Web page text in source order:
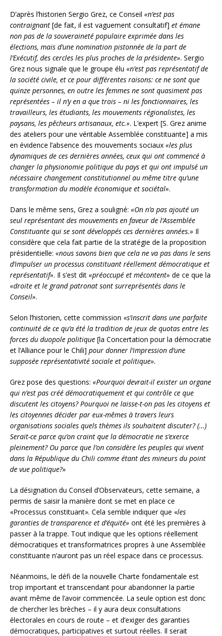
D’après l’historien Sergio Grez, ce Conseil «n’est pas
contraignant [de fait, il est vaguement consultatif] et émane
non pas de la souveraineté populaire exprimée dans les
élections, mais d’une nomination pistonnée de la part de
l’Exécutif, des cercles les plus proches de la présidente». Sergio
Grez nous signale que le groupe élu «n’est pas représentatif de
la société civile, et ce pour différentes raisons: ce ne sont que
quinze personnes, en outre les femmes ne sont quasiment pas
représentées – il n’y en a que trois – ni les fonctionnaires, les
travailleurs, les étudiants, les mouvements régionalistes, les
paysans, les pêcheurs artisanaux, etc.». L’expert [S. Grez anime
des ateliers pour une véritable Assemblée constituante] a mis
en évidence l’absence des mouvements sociaux «les plus
dynamiques de ces dernières années, ceux qui ont commencé à
changer la physionomie politique du pays et qui ont impulsé un
nécessaire changement constitutionnel au même titre qu’une
transformation du modèle économique et sociétal».
Dans le même sens, Grez a souligné: «On n’a pas ajouté un
seul représentant des mouvements en faveur de l’Assemblée
Constituante qui se sont développés ces dernières années.» Il
considère que cela fait partie de la stratégie de la proposition
présidentielle: «nous savons bien que cela ne va pas dans le sens
d’impulser un processus constituant réellement démocratique et
représentatif». Il s’est dit «préoccupé et mécontent» de ce que la
«droite et le grand patronat sont surreprésentés dans le
Conseil».
Selon l’historien, cette commission «s’inscrit dans une parfaite
continuité de ce qu’a été la tradition de jeux de quotas entre les
forces du duopole politique [la Concertation pour la démocratie
et l’Alliance pour le Chili] pour donner l’impression d’une
supposée représentativité sociale et politique».
Grez pose des questions: «Pourquoi devrait-il exister un organe
qui n’est pas créé démocratiquement et qui contrôle ce que
discutent les citoyens? Pourquoi ne laisse-t-on pas les citoyens et
les citoyennes décider par eux-mêmes à travers leurs
organisations sociales quels thèmes ils souhaitent discuter? (…)
Serait-ce parce qu’on craint que la démocratie ne s’exerce
pleinement? Ou parce que l’on considère les peuples qui vivent
dans la République du Chili comme étant des mineurs du point
de vue politique?»
La désignation du Conseil d’Observateurs, cette semaine, a
permis de saisir la manière dont se met en place ce
«Processus constituant». Cela semble indiquer que «les
garanties de transparence et d’équité» ont été les premières à
passer à la trappe. Tout indique que les options réellement
démocratiques et transformatrices propres à une Assemblée
constituante n’auront pas un réel espace dans ce processus.
Néanmoins, le défi de la nouvelle Charte fondamentale est
trop important et transcendant pour abandonner la partie
avant même de l’avoir commencée. La seule option est donc
de chercher les brèches – il y aura deux consultations
électorales en cours de route – et d’exiger des garanties
démocratiques, participatives et surtout réelles. Il serait